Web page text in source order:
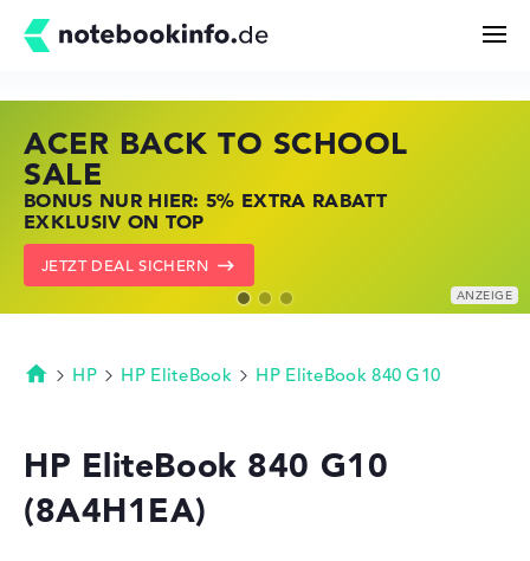
Kaufberatung
Technik & Wissen
Deals
ACER BACK TO SCHOOL
SALE
BONUS NUR HIER: 5% EXTRA RABATT
EXKLUSIV ON TOP
JETZT DEAL SICHERN
HP STORE SSV DEALS
JETZT ZUGREIFEN: NOTEBOOKS BEI HP
KRÄFTIG REDUZIERT
ZU DEN HP ANGEBOTEN
LENOVO LAPTOP DEALS
NOTEBOOKS BEI LENOVO JETZT
KRÄFTIG REDUZIERT
LENOVO DEALS ZEIGEN
Startseite
HP HP EliteBook HP EliteBook 840 G10
HP EliteBook 840 G10
(8A4H1EA)